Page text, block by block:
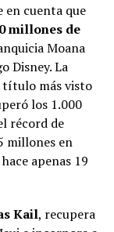
en cuenta que
millones de
Moana
Disney. La
título más visto
los 1.000
récord de
millones en
apenas 19
Kail, recupera